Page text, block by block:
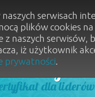
Dobry
dla
serwisach
plików cookies
z naszych
iż użytkownik
prywatności.